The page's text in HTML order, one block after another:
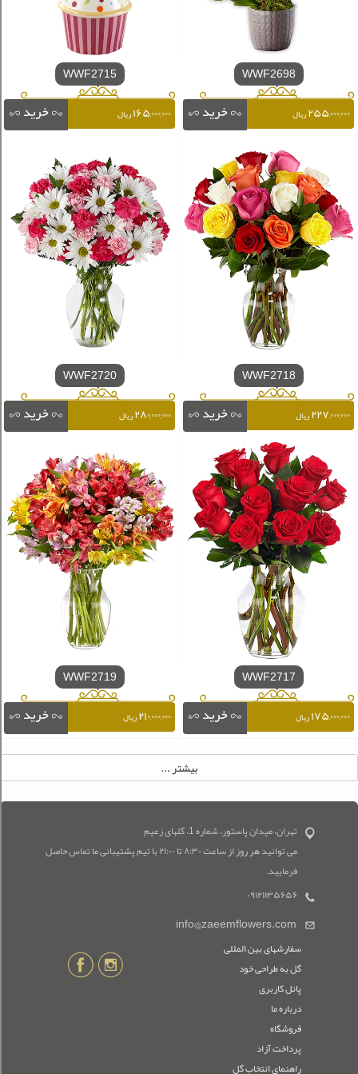
WWF2698
۲۵۵,۰۰۰,۰۰۰ریال
WWF2715
۱۶۵,۰۰۰,۰۰۰ریال
WWF2718
۲۲۷,۰۰۰,۰۰۰ریال
WWF2720
۲۸۰,۰۰۰,۰۰۰ریال
WWF2717
۱۷۵,۰۰۰,۰۰۰ریال
WWF2719
۲۱۰,۰۰۰,۰۰۰ریال
تهران، میدان پاستور، شماره 1، گلهای زعیم
می توانید هر روز از ساعت ۸:۳۰ تا ۲۱:۰۰ با تیم پشتیبانی ما تماس حاصل
فرمایید.
۰۹۱۲۱۱۳۵۶۵۶
info@zaeemflowers.com
سفارشهای بین المللی
گل به طراحی خود
پانل کاربری
درباره ما
فروشگاه
پرداخت آزاد
راهنمای انتخاب گل